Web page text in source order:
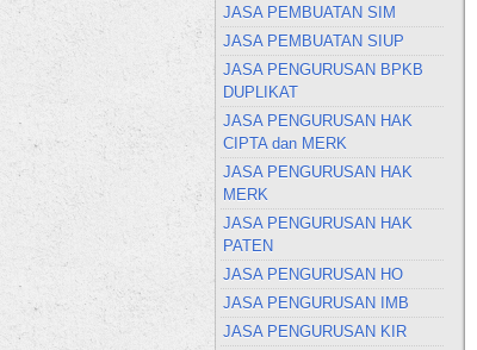
JASA PEMBUATAN SIM
JASA PEMBUATAN SIUP
JASA PENGURUSAN BPKB
DUPLIKAT
JASA PENGURUSAN HAK
CIPTA dan MERK
JASA PENGURUSAN HAK
MERK
JASA PENGURUSAN HAK
PATEN
JASA PENGURUSAN HO
JASA PENGURUSAN IMB
JASA PENGURUSAN KIR